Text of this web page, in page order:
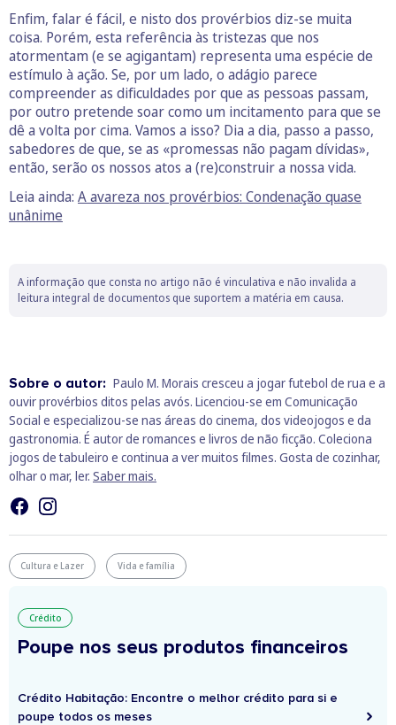
Enfim, falar é fácil, e nisto dos provérbios diz-se muita
coisa. Porém, esta referência às tristezas que nos
atormentam (e se agigantam) representa uma espécie de
estímulo à ação. Se, por um lado, o adágio parece
compreender as dificuldades por que as pessoas passam,
por outro pretende soar como um incitamento para que se
dê a volta por cima. Vamos a isso? Dia a dia, passo a passo,
sabedores de que, se as «promessas não pagam dívidas»,
então, serão os nossos atos a (re)construir a nossa vida.
Leia ainda: A avareza nos provérbios: Condenação quase
unânime
A informação que consta no artigo não é vinculativa e não invalida a
leitura integral de documentos que suportem a matéria em causa.
Sobre o autor: Paulo M. Morais cresceu a jogar futebol de rua e a
ouvir provérbios ditos pelas avós. Licenciou-se em Comunicação
Social e especializou-se nas áreas do cinema, dos videojogos e da
gastronomia. É autor de romances e livros de não ficção. Coleciona
jogos de tabuleiro e continua a ver muitos filmes. Gosta de cozinhar,
olhar o mar, ler. Saber mais.
Cultura e Lazer Vida e família
Crédito
Poupe nos seus produtos financeiros
Crédito Habitação: Encontre o melhor crédito para si e
poupe todos os meses